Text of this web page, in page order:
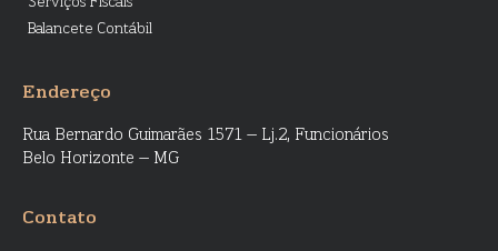
Serviços Fiscais
Balancete Contábil
Endereço
Rua Bernardo Guimarães 1571 – Lj.2, Funcionários
Belo Horizonte – MG
Contato